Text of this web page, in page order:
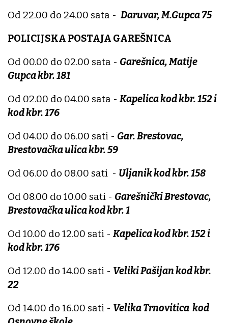
Od 22.00 do 24.00 sata - Daruvar, M.Gupca 75
POLICIJSKA POSTAJA GAREŠNICA
Od 00.00 do 02.00 sata - Garešnica, Matije
Gupca kbr. 181
Od 02.00 do 04.00 sata - Kapelica kod kbr. 152 i
kod kbr. 176
Od 04.00 do 06.00 sati - Gar. Brestovac,
Brestovačka ulica kbr. 59
Od 06.00 do 08.00 sati - Uljanik kod kbr. 158
Od 08.00 do 10.00 sati - Garešnički Brestovac,
Brestovačka ulica kod kbr. 1
Od 10.00 do 12.00 sati - Kapelica kod kbr. 152 i
kod kbr. 176
Od 12.00 do 14.00 sati - Veliki Pašijan kod kbr.
22
Od 14.00 do 16.00 sati - Velika Trnovitica kod